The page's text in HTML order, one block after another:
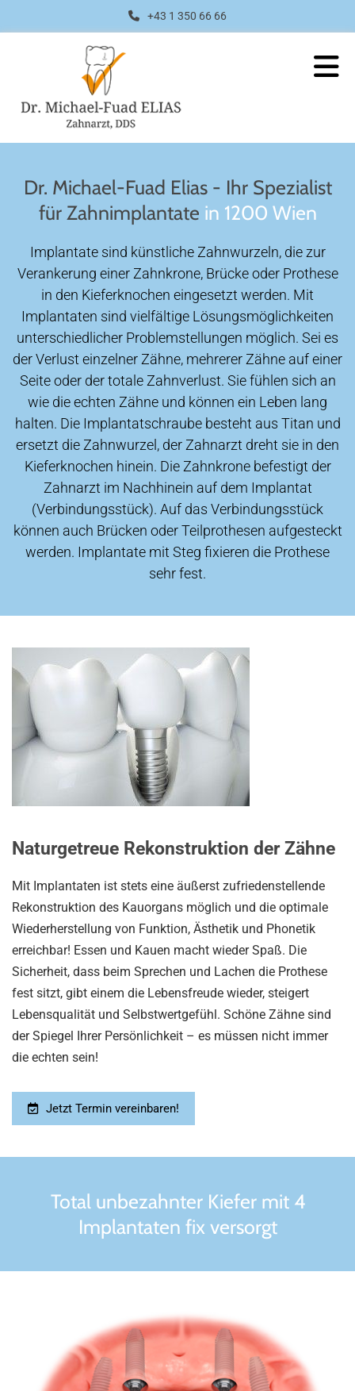
+43 1 350 66 66
Dr. Michael-Fuad Elias - Ihr Spezialist
für Zahnimplantate in 1200 Wien
Implantate sind künstliche Zahnwurzeln, die zur
Verankerung einer Zahnkrone, Brücke oder Prothese
in den Kieferknochen eingesetzt werden. Mit
Implantaten sind vielfältige Lösungsmöglichkeiten
unterschiedlicher Problemstellungen möglich. Sei es
der Verlust einzelner Zähne, mehrerer Zähne auf einer
Seite oder der totale Zahnverlust. Sie fühlen sich an
wie die echten Zähne und können ein Leben lang
halten. Die Implantatschraube besteht aus Titan und
ersetzt die Zahnwurzel, der Zahnarzt dreht sie in den
Kieferknochen hinein. Die Zahnkrone befestigt der
Zahnarzt im Nachhinein auf dem Implantat
(Verbindungsstück). Auf das Verbindungsstück
können auch Brücken oder Teilprothesen aufgesteckt
werden. Implantate mit Steg fixieren die Prothese
sehr fest.
Naturgetreue Rekonstruktion der Zähne
Mit Implantaten ist stets eine äußerst zufriedenstellende
Rekonstruktion des Kauorgans möglich und die optimale
Wiederherstellung von Funktion, Ästhetik und Phonetik
erreichbar! Essen und Kauen macht wieder Spaß. Die
Sicherheit, dass beim Sprechen und Lachen die Prothese
fest sitzt, gibt einem die Lebensfreude wieder, steigert
Lebensqualität und Selbstwertgefühl. Schöne Zähne sind
der Spiegel Ihrer Persönlichkeit – es müssen nicht immer
die echten sein!
Jetzt Termin vereinbaren!
Total unbezahnter Kiefer mit 4
Implantaten fix versorgt